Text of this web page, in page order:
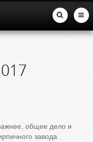
общее дело и
завода